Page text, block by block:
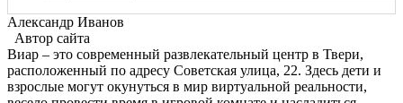
Александр Иванов
Автор сайта
Виар – это современный развлекательный центр в Твери,
расположенный по адресу Советская улица, 22. Здесь дети и
взрослые могут окунуться в мир виртуальной реальности,